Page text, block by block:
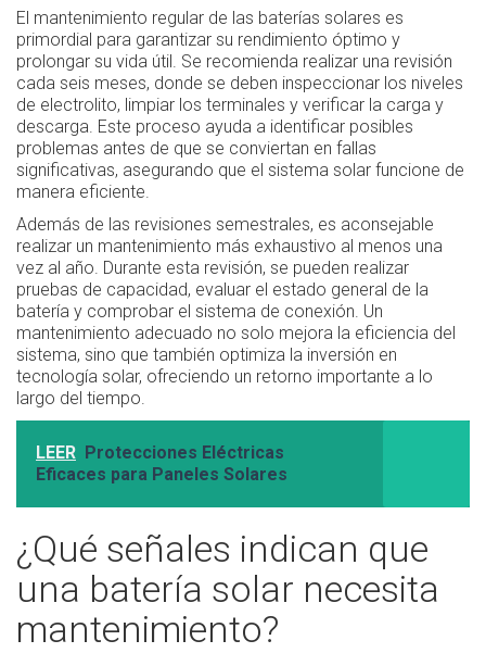
El mantenimiento regular de las baterías solares es
primordial para garantizar su rendimiento óptimo y
prolongar su vida útil. Se recomienda realizar una revisión
cada seis meses, donde se deben inspeccionar los niveles
de electrolito, limpiar los terminales y verificar la carga y
descarga. Este proceso ayuda a identificar posibles
problemas antes de que se conviertan en fallas
significativas, asegurando que el sistema solar funcione de
manera eficiente.
Además de las revisiones semestrales, es aconsejable
realizar un mantenimiento más exhaustivo al menos una
vez al año. Durante esta revisión, se pueden realizar
pruebas de capacidad, evaluar el estado general de la
batería y comprobar el sistema de conexión. Un
mantenimiento adecuado no solo mejora la eficiencia del
sistema, sino que también optimiza la inversión en
tecnología solar, ofreciendo un retorno importante a lo
largo del tiempo.
LEER Protecciones Eléctricas
Eficaces para Paneles Solares
¿Qué señales indican que
una batería solar necesita
mantenimiento?